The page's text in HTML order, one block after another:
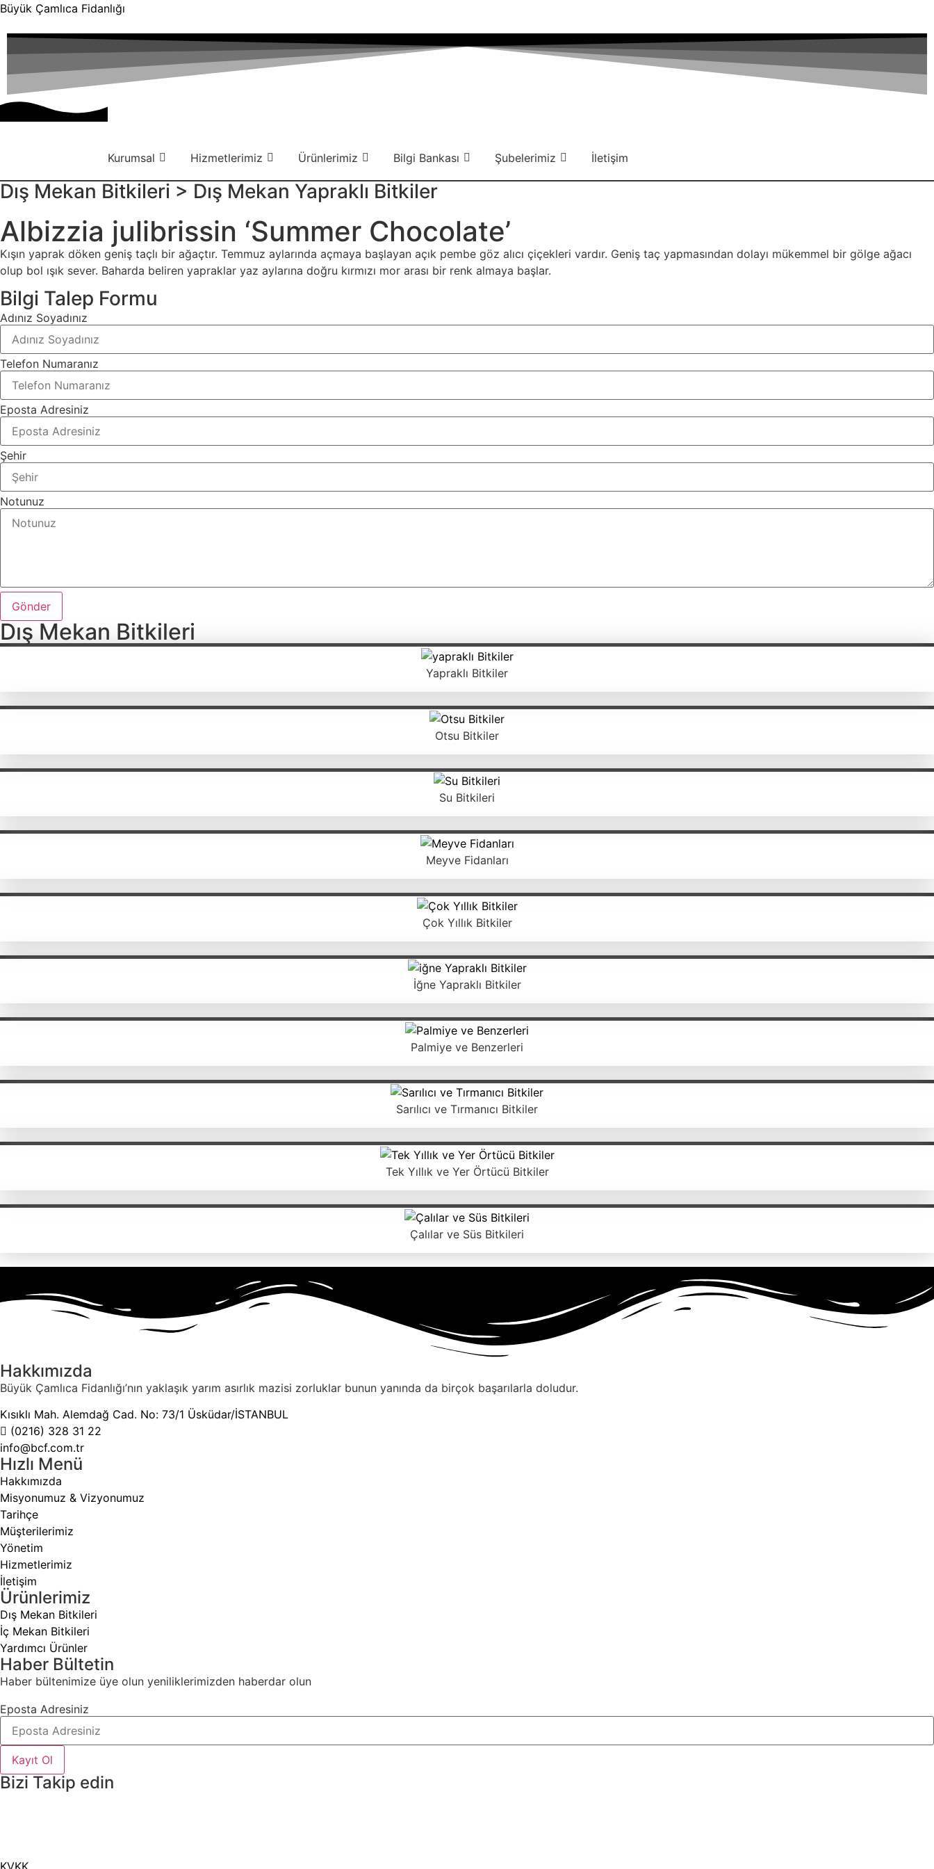
Büyük Çamlıca Fidanlığı
Kurumsal Hizmetlerimiz Ürünlerimiz Bilgi Bankası Şubelerimiz İletişim
Dış Mekan Bitkileri > Dış Mekan Yapraklı Bitkiler
Albizzia julibrissin ‘Summer Chocolate’
Kışın yaprak döken geniş taçlı bir ağaçtır. Temmuz aylarında açmaya başlayan açık pembe göz alıcı çiçekleri vardır. Geniş taç yapmasından dolayı mükemmel bir gölge ağacı
olup bol ışık sever. Baharda beliren yapraklar yaz aylarına doğru kırmızı mor arası bir renk almaya başlar.
Bilgi Talep Formu
Adınız Soyadınız
Telefon Numaranız
Eposta Adresiniz
Şehir
Notunuz
Gönder
Dış Mekan Bitkileri
Yapraklı Bitkiler
Otsu Bitkiler
Su Bitkileri
Meyve Fidanları
Çok Yıllık Bitkiler
İğne Yapraklı Bitkiler
Palmiye ve Benzerleri
Sarılıcı ve Tırmanıcı Bitkiler
Tek Yıllık ve Yer Örtücü Bitkiler
Çalılar ve Süs Bitkileri
Hakkımızda
Büyük Çamlıca Fidanlığı’nın yaklaşık yarım asırlık mazisi zorluklar bunun yanında da birçok başarılarla doludur.
Kısıklı Mah. Alemdağ Cad. No: 73/1 Üsküdar/İSTANBUL
(0216) 328 31 22
info@bcf.com.tr
Hızlı Menü
Hakkımızda
Misyonumuz & Vizyonumuz
Tarihçe
Müşterilerimiz
Yönetim
Hizmetlerimiz
İletişim
Ürünlerimiz
Dış Mekan Bitkileri
İç Mekan Bitkileri
Yardımcı Ürünler
Haber Bültetin
Haber bültenimize üye olun yeniliklerimizden haberdar olun
Eposta Adresiniz
Kayıt Ol
Bizi Takip edin